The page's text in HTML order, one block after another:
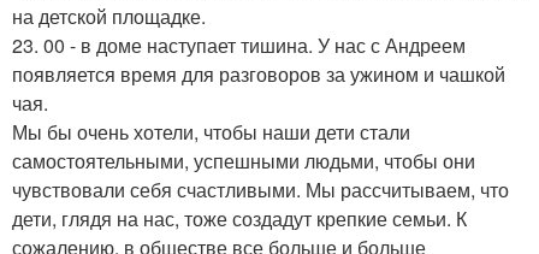
на детской площадке.
23. 00 - в доме наступает тишина. У нас с Андреем
появляется время для разговоров за ужином и чашкой
чая.
Мы бы очень хотели, чтобы наши дети стали
самостоятельными, успешными людьми, чтобы они
чувствовали себя счастливыми. Мы рассчитываем, что
дети, глядя на нас, тоже создадут крепкие семьи. К
сожалению, в обществе все больше и больше